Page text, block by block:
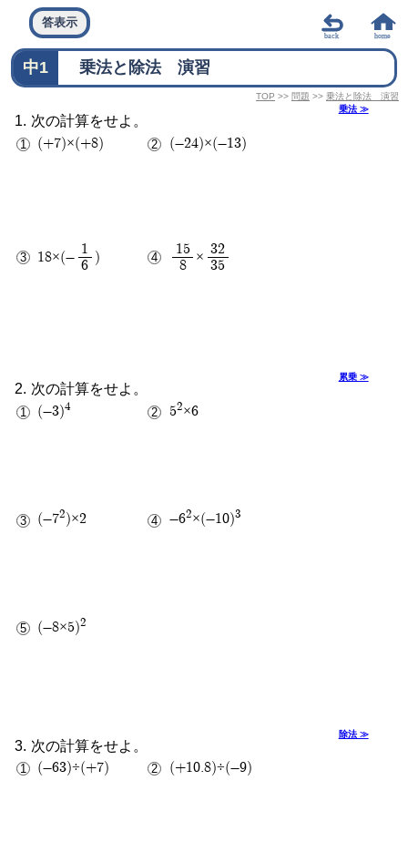
答表示
中1 乗法と除法 演習
TOP >> 問題 >> 乗法と除法 演習
次の計算をせよ。
乗法 ≫
(+7)×(+8) (-24)×(-13)
18×(-
1
6
)
15
8
×
32
35
次の計算をせよ。
累乗 ≫
(-3)4 52×6
(-72 )×2 -62×(-10)3
(-8×5)2
次の計算をせよ。
除法 ≫
(-63)÷(+7) (+10.8)÷(-9)